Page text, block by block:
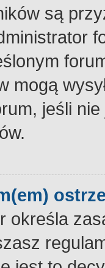
są
mogą
jeśli
określa